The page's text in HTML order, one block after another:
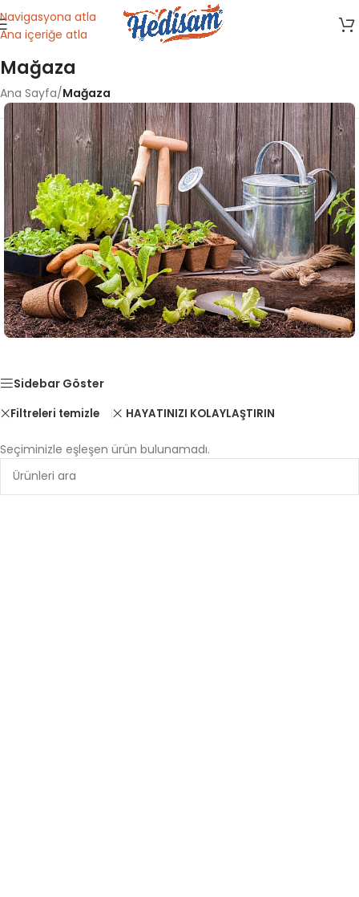
Navigasyona atla
Ana içeriğe atla
Mağaza
Ana Sayfa/Mağaza
Hırdavat Ürünleri
Alışverişe Başla
Sidebar Göster
Filtreleri temizle HAYATINIZI KOLAYLAŞTIRIN
Seçiminizle eşleşen ürün bulunamadı.